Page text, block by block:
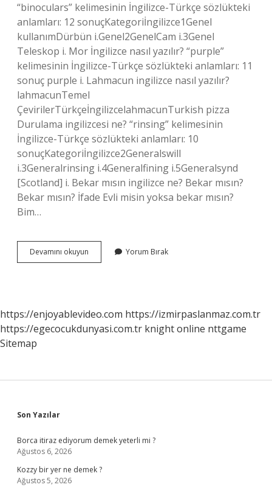
“binoculars” kelimesinin İngilizce-Türkçe sözlükteki
anlamları: 12 sonuçKategoriİngilizce1Genel
kullanımDürbün i.Genel2GenelCam i.3Genel
Teleskop i. Mor İngilizce nasıl yazılır? “purple”
kelimesinin İngilizce-Türkçe sözlükteki anlamları: 11
sonuç purple i. Lahmacun ingilizce nasıl yazılır?
lahmacunTemel
ÇevirilerTürkçeİngilizcelahmacunTurkish pizza
Durulama ingilizcesi ne? “rinsing” kelimesinin
İngilizce-Türkçe sözlükteki anlamları: 10
sonuçKategoriİngilizce2Generalswill
i.3Generalrinsing i.4Generalfining i.5Generalsynd
[Scotland] i. Bekar mısın ingilizce ne? Bekar mısın?
Bekar mısın? İfade Evli misin yoksa bekar mısın?
Bim…
Devamını okuyun
Ingilizcesi
Yorum Bırak
https://enjoyablevideo.com https://izmirpaslanmaz.com.tr
https://egecocukdunyasi.com.tr knight online nttgame
Sitemap
Sidebar
Son Yazılar
Borca itiraz ediyorum demek yeterli mi ?
Ağustos 6, 2026
Kozzy bir yer ne demek ?
Ağustos 5, 2026